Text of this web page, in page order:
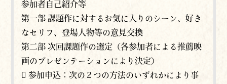
参加者自己紹介等
第一部 課題作に対するお気に入りのシーン、好き
なセリフ、登場人物等の意見交換
第二部 次回課題作の選定（各参加者による推薦映
画のプレゼンテーションにより決定）
 参加申込：次の２つの方法のいずれかにより事